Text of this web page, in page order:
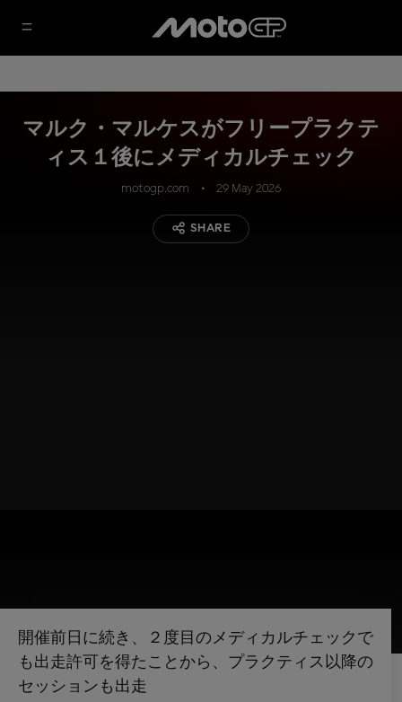
マルク・マルケスがフリープラクテ
ィス１後にメディカルチェック
motogp.com 29 May 2026
SHARE
開催前日に続き、２度目のメディカルチェックで
も出走許可を得たことから、プラクティス以降の
セッションも出走